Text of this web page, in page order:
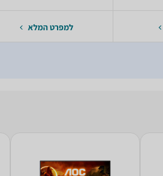
למפרט המלא